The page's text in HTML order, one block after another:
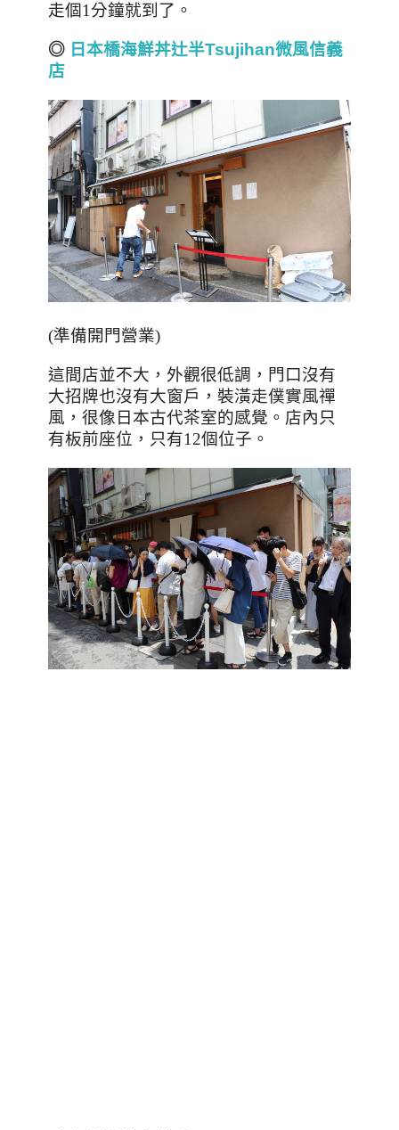
走個1分鐘就到了。
◎ 日本橋海鮮丼辻半Tsujihan微風信義
店
(準備開門營業)
這間店並不大，外觀很低調，門口沒有
大招牌也沒有大窗戶，裝潢走僕實風禪
風，很像日本古代茶室的感覺。店內只
有板前座位，只有12個位子。